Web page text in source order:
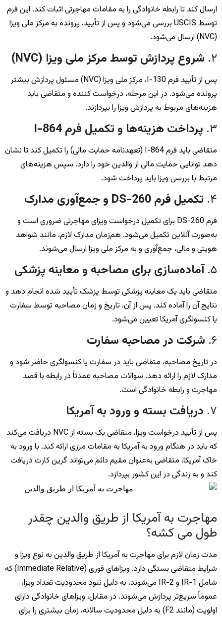
ارسال کند تا رابطه خانوادگی را به مقامات مهاجرتی اثبات کند. این فرم
توسط USCIS بررسی می‌شود و پس از تأیید، پرونده به مرکز ملی ویزا
(NVC) ارسال می‌شود.
۲. شروع پردازش توسط مرکز ملی ویزا (NVC)
پس از تأیید فرم I-130، مرکز ملی ویزا (NVC) مسئول پردازش بیشتر
پرونده می‌شود. در این مرحله، درخواست کننده و متقاضی باید
هزینه‌های مربوط به پردازش ویزا را بپردازند.
۳. پرداخت هزینه‌ها و تکمیل فرم I-864
متقاضی باید فرم I-864 (تعهدنامه حمایت مالی) را تکمیل کند تا نشان
دهد توانایی حمایت مالی از والدین خود را دارد. سپس هزینه‌های
مرتبط با بررسی ویزا باید پرداخت شود.
۴. تکمیل فرم DS-260 و جمع‌آوری مدارک
فرم DS-260 برای تکمیل درخواست ویزای مهاجرتی ضروری است و
به‌صورت آنلاین تکمیل می‌شود. هم‌زمان مدارک لازم، مانند شواهد
هویتی و مالی، جمع‌آوری و به مرکز ملی ویزا ارسال می‌شوند.
۵. آماده‌سازی برای مصاحبه و معاینه پزشکی
متقاضی باید یک معاینه پزشکی توسط پزشک تأیید شده انجام دهد و
نتایج آن را آماده کند. پس از آن، تاریخ و زمان مصاحبه توسط سفارت
یا کنسولگری آمریکا تعیین می‌شود.
۶. شرکت در مصاحبه سفارت
در تاریخ مصاحبه، متقاضی باید در سفارت یا کنسولگری حاضر شود و
مدارک لازم را ارائه دهد. سوالات مصاحبه عمدتاً در رابطه با قصد
مهاجرت و رابطه خانوادگی است.
۷. دریافت بسته و ورود به آمریکا
پس از تأیید درخواست ویزا، متقاضی یک بسته از NVC دریافت می‌کند
که باید در هنگام ورود به آمریکا به مقامات مرزی ارائه کند. با ورود به
خاک آمریکا، متقاضی به‌عنوان مقیم دائم می‌تواند گرین کارت دریافت
کند و به زندگی در این کشور بپردازد.
مهاجرت به آمریکا از طریق والدین چقدر
طول می کشه؟
مدت زمان لازم برای مهاجرت به آمریکا از طریق والدین به نوع ویزا و
شرایط متقاضی بستگی دارد. ویزاهای فوری (Immediate Relative) که
شامل IR-1 و IR-2 می‌شوند، به دلیل نبود محدودیت تعداد ویزا،
عموماً سریع‌تر پردازش می‌شوند. در مقابل، ویزاهای خانوادگی دارای
اولویت (مانند F2) به دلیل محدودیت سالانه، زمان بیشتری را برای